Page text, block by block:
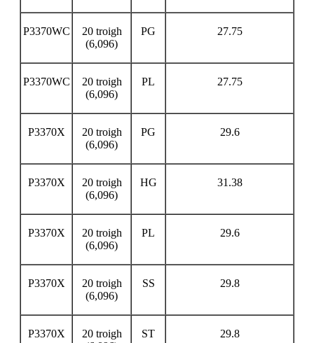
P3370WC
20 troigh
(6,096)
PG 27.75
P3370WC
20 troigh
(6,096)
PL 27.75
P3370X
20 troigh
(6,096)
PG 29.6
P3370X
20 troigh
(6,096)
HG 31.38
P3370X
20 troigh
(6,096)
PL 29.6
P3370X
20 troigh
(6,096)
SS 29.8
P3370X
20 troigh
ST 29.8